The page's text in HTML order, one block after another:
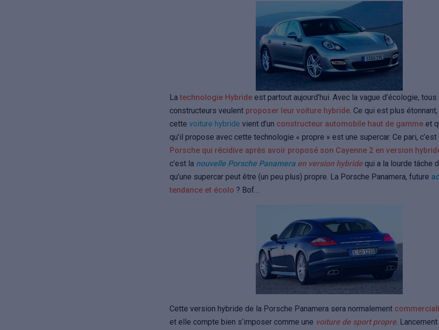
Latechnologie Hybride est partout aujourd’hui. Avec la vague d’écologie, tous
constructeurs veulent proposer leur voiture hybride. Ce qui est plus
cette voiture hybride vient d’un constructeur automobile haut de gamme et
qu’il propose avec cette technologie « propre » est une supercar. Ce pari,
Porsche qui récidive après avoir proposé son Cayenne 2 en version
c’est la nouvelle Porsche Panamera en version hybride qui a la lourde tâche
qu’une supercar peut être (un peu plus) propre. La Porsche Panamera, future
tendance et écolo ? Bof…
Cette version hybride de la Porsche Panamera sera normalement
et elle compte bien s’imposer comme une voiture de sport propre.